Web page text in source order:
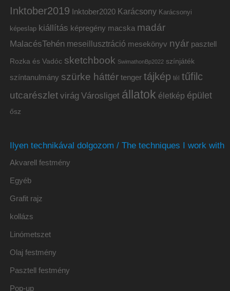
Inktober2019 Inktober2020 Karácsony Karácsonyi
képeslap kiállítás képregény macska madár
MalacésTehén meseillusztráció mesekönyv nyár pasztell
Rozka és Vadóc sketchbook SwimathonBp2022 színjáték
színtanulmány szürke háttér tenger tájkép tél tűfilc
utcarészlet virág Városliget állatok életkép épület
ősz
Ilyen technikával dolgozom / The techniques I work with
Akvarell festmény
Egyéb
Grafit rajz
kollázs
Linómetszet
Olaj festmény
Pasztell festmény
Pop-up